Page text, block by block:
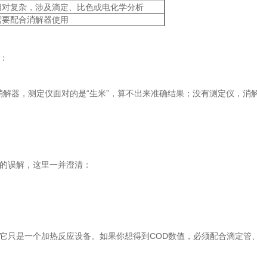
对复杂，涉及滴定、比色或电化学分析
要配合消解器使用
，测定仪面对的是“生米”，算不出来准确结果；没有测定仪，消
解，这里一并澄清：
一个加热反应设备。如果你想得到COD数值，必须配合滴定管